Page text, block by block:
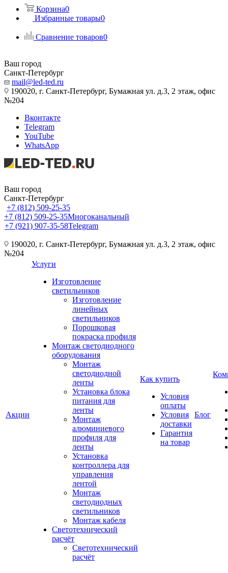
Корзина0
Избранные товары0
Сравнение товаров0
Ваш город
Санкт-Петербург
mail@led-ted.ru
190020, г. Санкт-Петербург, Бумажная ул. д.3, 2 этаж, офис
№204
Вконтакте
Telegram
YouTube
WhatsApp
Ваш город
Санкт-Петербург
+7 (812) 509-25-35
+7 (812) 509-25-35Многоканальный
+7 (921) 907-35-58Telegram
190020, г. Санкт-Петербург, Бумажная ул. д.3, 2 этаж, офис
№204
Акции
Услуги
Изготовление
светильников
Изготовление
линейных
светильников
Порошковая
покраска профиля
Монтаж светодиодного
оборудования
Монтаж
светодиодной
ленты
Установка блока
питания для
ленты
Монтаж
алюминиевого
профиля для
ленты
Установка
контроллера для
управления
лентой
Монтаж
светодиодных
светильников
Монтаж кабеля
Светотехнический
расчёт
Светотехнический
расчёт
Как купить
Условия
оплаты
Условия
доставки
Гарантия
на товар
Блог